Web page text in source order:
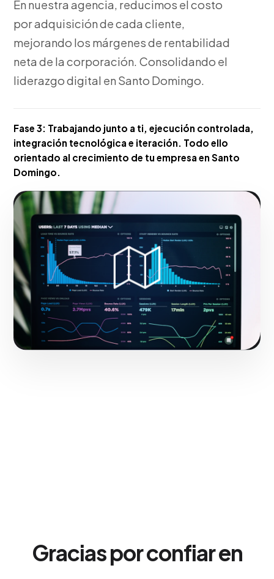
En nuestra agencia, reducimos el costo
por adquisición de cada cliente,
mejorando los márgenes de rentabilidad
neta de la corporación. Consolidando el
liderazgo digital en Santo Domingo.
Fase 3: Trabajando junto a ti, ejecución controlada,
integración tecnológica e iteración. Todo ello
orientado al crecimiento de tu empresa en Santo
Domingo.
Hacerlo realidad
Gracias por confiar en